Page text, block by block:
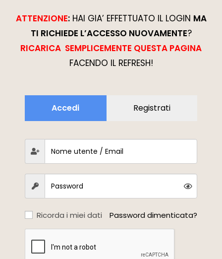
ATTENZIONE:HAI GIA’ EFFETTUATO IL LOGIN MA
TI RICHIEDE L’ACCESSO NUOVAMENTE?
RICARICA SEMPLICEMENTE QUESTA PAGINA
FACENDO IL REFRESH!
Accedi Registrati
Ricorda i miei dati Password dimenticata?